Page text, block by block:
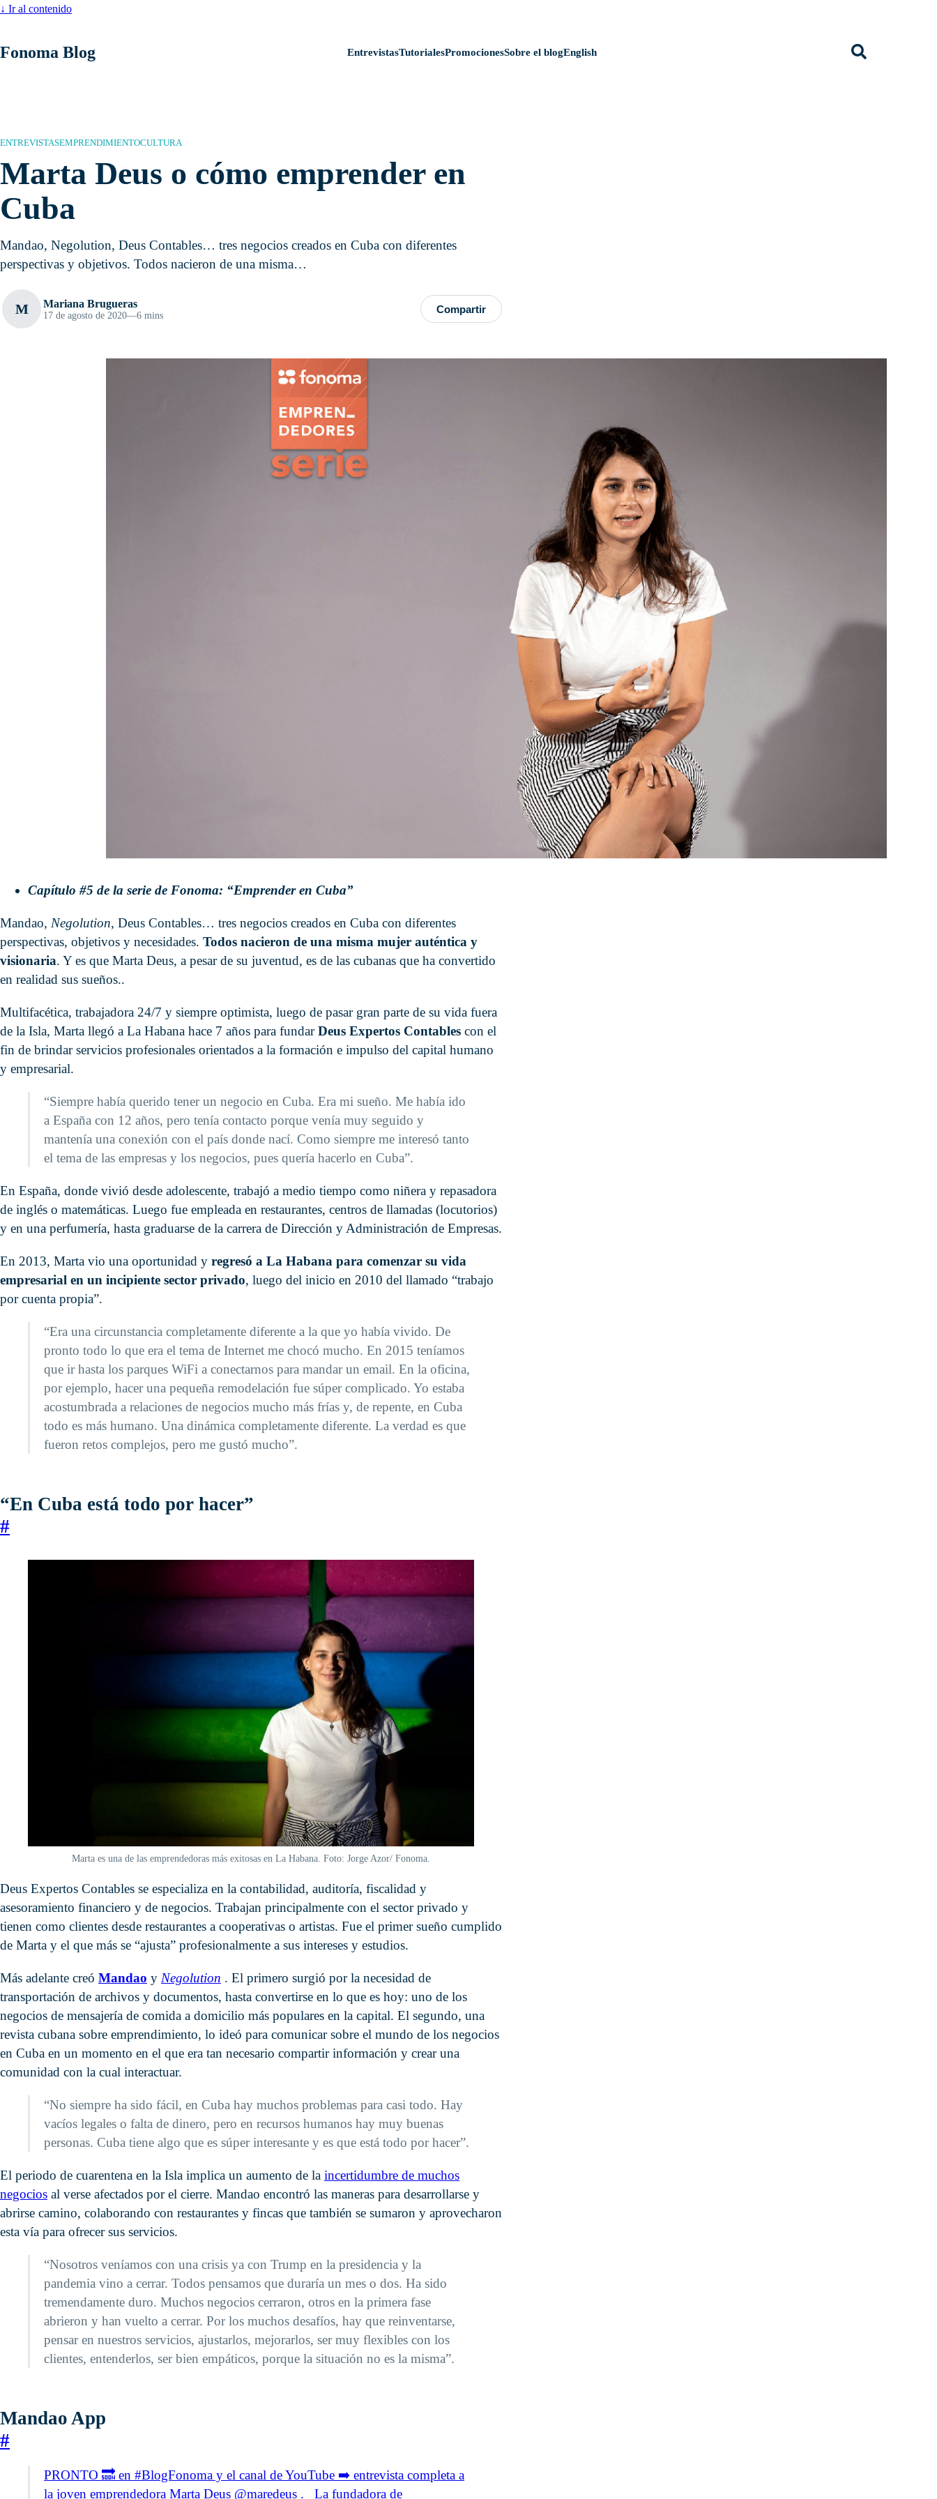
↓ Ir al contenido
Fonoma Blog EntrevistasTutorialesPromocionesSobre el blogEnglish
ENTREVISTASEMPRENDIMIENTOCULTURA
Marta Deus o cómo emprender en
Cuba
Mandao, Negolution, Deus Contables… tres negocios creados en Cuba con diferentes
perspectivas y objetivos. Todos nacieron de una misma…
M Mariana Brugueras
17 de agosto de 2020—6 mins
Compartir
Capítulo #5 de la serie de Fonoma: “Emprender en Cuba”
Mandao, Negolution, Deus Contables… tres negocios creados en Cuba con diferentes
perspectivas, objetivos y necesidades. Todos nacieron de una misma mujer auténtica y
visionaria. Y es que Marta Deus, a pesar de su juventud, es de las cubanas que ha convertido
en realidad sus sueños..
Multifacética, trabajadora 24/7 y siempre optimista, luego de pasar gran parte de su vida fuera
de la Isla, Marta llegó a La Habana hace 7 años para fundarDeus Expertos Contables con el
fin de brindar servicios profesionales orientados a la formación e impulso del capital humano
y empresarial.
“Siempre había querido tener un negocio en Cuba. Era mi sueño. Me había ido
a España con 12 años, pero tenía contacto porque venía muy seguido y
mantenía una conexión con el país donde nací. Como siempre me interesó tanto
el tema de las empresas y los negocios, pues quería hacerlo en Cuba”.
En España, donde vivió desde adolescente, trabajó a medio tiempo como niñera y repasadora
de inglés o matemáticas. Luego fue empleada en restaurantes, centros de llamadas (locutorios)
y en una perfumería, hasta graduarse de la carrera de Dirección y Administración de Empresas.
En 2013, Marta vio una oportunidad y regresó a La Habana para comenzar su vida
empresarial en un incipiente sector privado, luego del inicio en 2010 del llamado “trabajo
por cuenta propia”.
“Era una circunstancia completamente diferente a la que yo había vivido. De
pronto todo lo que era el tema de Internet me chocó mucho. En 2015 teníamos
que ir hasta los parques WiFi a conectarnos para mandar un email. En la oficina,
por ejemplo, hacer una pequeña remodelación fue súper complicado. Yo estaba
acostumbrada a relaciones de negocios mucho más frías y, de repente, en Cuba
todo es más humano. Una dinámica completamente diferente. La verdad es que
fueron retos complejos, pero me gustó mucho”.
“En Cuba está todo por hacer”
#
Marta es una de las emprendedoras más exitosas en La Habana. Foto: Jorge Azor/ Fonoma.
Deus Expertos Contables se especializa en la contabilidad, auditoría, fiscalidad y
asesoramiento financiero y de negocios. Trabajan principalmente con el sector privado y
tienen como clientes desde restaurantes a cooperativas o artistas. Fue el primer sueño cumplido
de Marta y el que más se “ajusta” profesionalmente a sus intereses y estudios.
Más adelante creó Mandao y Negolution . El primero surgió por la necesidad de
transportación de archivos y documentos, hasta convertirse en lo que es hoy: uno de los
negocios de mensajería de comida a domicilio más populares en la capital. El segundo, una
revista cubana sobre emprendimiento, lo ideó para comunicar sobre el mundo de los negocios
en Cuba en un momento en el que era tan necesario compartir información y crear una
comunidad con la cual interactuar.
“No siempre ha sido fácil, en Cuba hay muchos problemas para casi todo. Hay
vacíos legales o falta de dinero, pero en recursos humanos hay muy buenas
personas. Cuba tiene algo que es súper interesante y es que está todo por hacer”.
El periodo de cuarentena en la Isla implica un aumento de la incertidumbre de muchos
negocios al verse afectados por el cierre. Mandao encontró las maneras para desarrollarse y
abrirse camino, colaborando con restaurantes y fincas que también se sumaron y aprovecharon
esta vía para ofrecer sus servicios.
“Nosotros veníamos con una crisis ya con Trump en la presidencia y la
pandemia vino a cerrar. Todos pensamos que duraría un mes o dos. Ha sido
tremendamente duro. Muchos negocios cerraron, otros en la primera fase
abrieron y han vuelto a cerrar. Por los muchos desafíos, hay que reinventarse,
pensar en nuestros servicios, ajustarlos, mejorarlos, ser muy flexibles con los
clientes, entenderlos, ser bien empáticos, porque la situación no es la misma”.
Mandao App
#
PRONTO 🔜 en #BlogFonoma y el canal de YouTube ➡️ entrevista completa a
la joven emprendedora Marta Deus @maredeus . ⁣ ⁣ La fundadora de